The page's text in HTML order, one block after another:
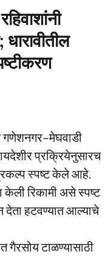
गणेशनगर–मेघवाडी
प्रक्रियेनुसारच
स्पष्ट केले आहे.
केली रिकामी असे स्पष्ट
देता हटवण्यात आल्याचे
गैरसोय टाळण्यासाठी